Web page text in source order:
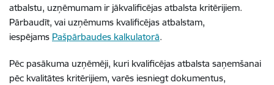
atbalstu, uzņēmumam ir jākvalificējas atbalsta kritērijiem.
Pārbaudīt, vai uzņēmums kvalificējas atbalstam,
iespējams Pašpārbaudes kalkulatorā.
Pēc pasākuma uzņēmēji, kuri kvalificējas atbalsta saņemšanai
pēc kvalitātes kritērijiem, varēs iesniegt dokumentus,